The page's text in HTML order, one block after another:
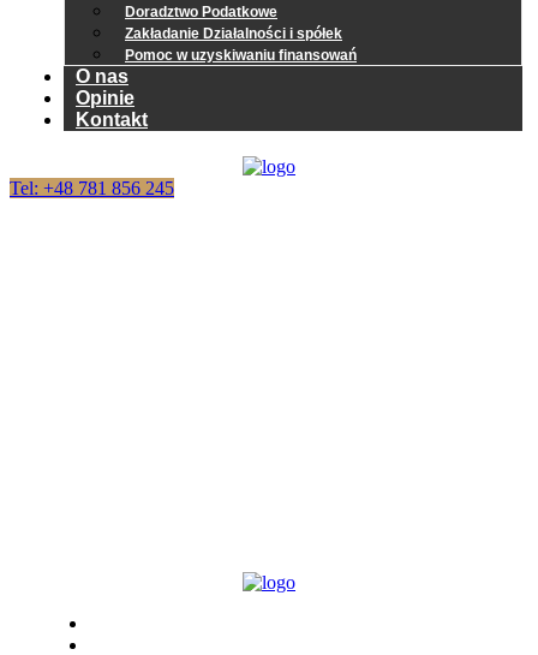
Doradztwo Podatkowe
Zakładanie Działalności i spółek
Pomoc w uzyskiwaniu finansowań
O nas
Opinie
Kontakt
Tel: +48 781 856 245